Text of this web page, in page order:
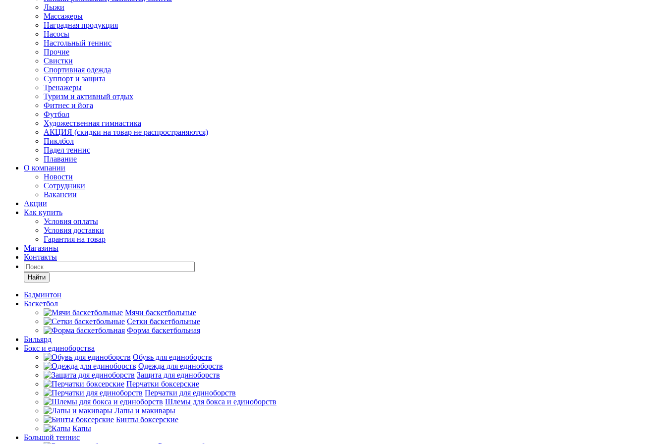
Лыжи
Массажеры
Наградная продукция
Насосы
Настольный теннис
Прочие
Свистки
Спортивная одежда
Суппорт и защита
Тренажеры
Туризм и активный отдых
Фитнес и йога
Футбол
Художественная гимнастика
АКЦИЯ (скидки на товар не распространяются)
Пиклбол
Падел теннис
Плавание
О компании
Новости
Сотрудники
Вакансии
Акции
Как купить
Условия оплаты
Условия доставки
Гарантия на товар
Магазины
Контакты
Найти
Бадминтон
Баскетбол
Мячи баскетбольные
Сетки баскетбольные
Форма баскетбольная
Бильярд
Бокс и единоборства
Обувь для единоборств
Одежда для единоборств
Защита для единоборств
Перчатки боксерские
Перчатки для единоборств
Шлемы для бокса и единоборств
Лапы и макивары
Бинты боксерские
Капы
Большой теннис